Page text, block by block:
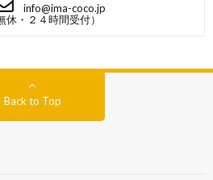
info@ima-coco.jp
休・２４時間受付）
Back to Top